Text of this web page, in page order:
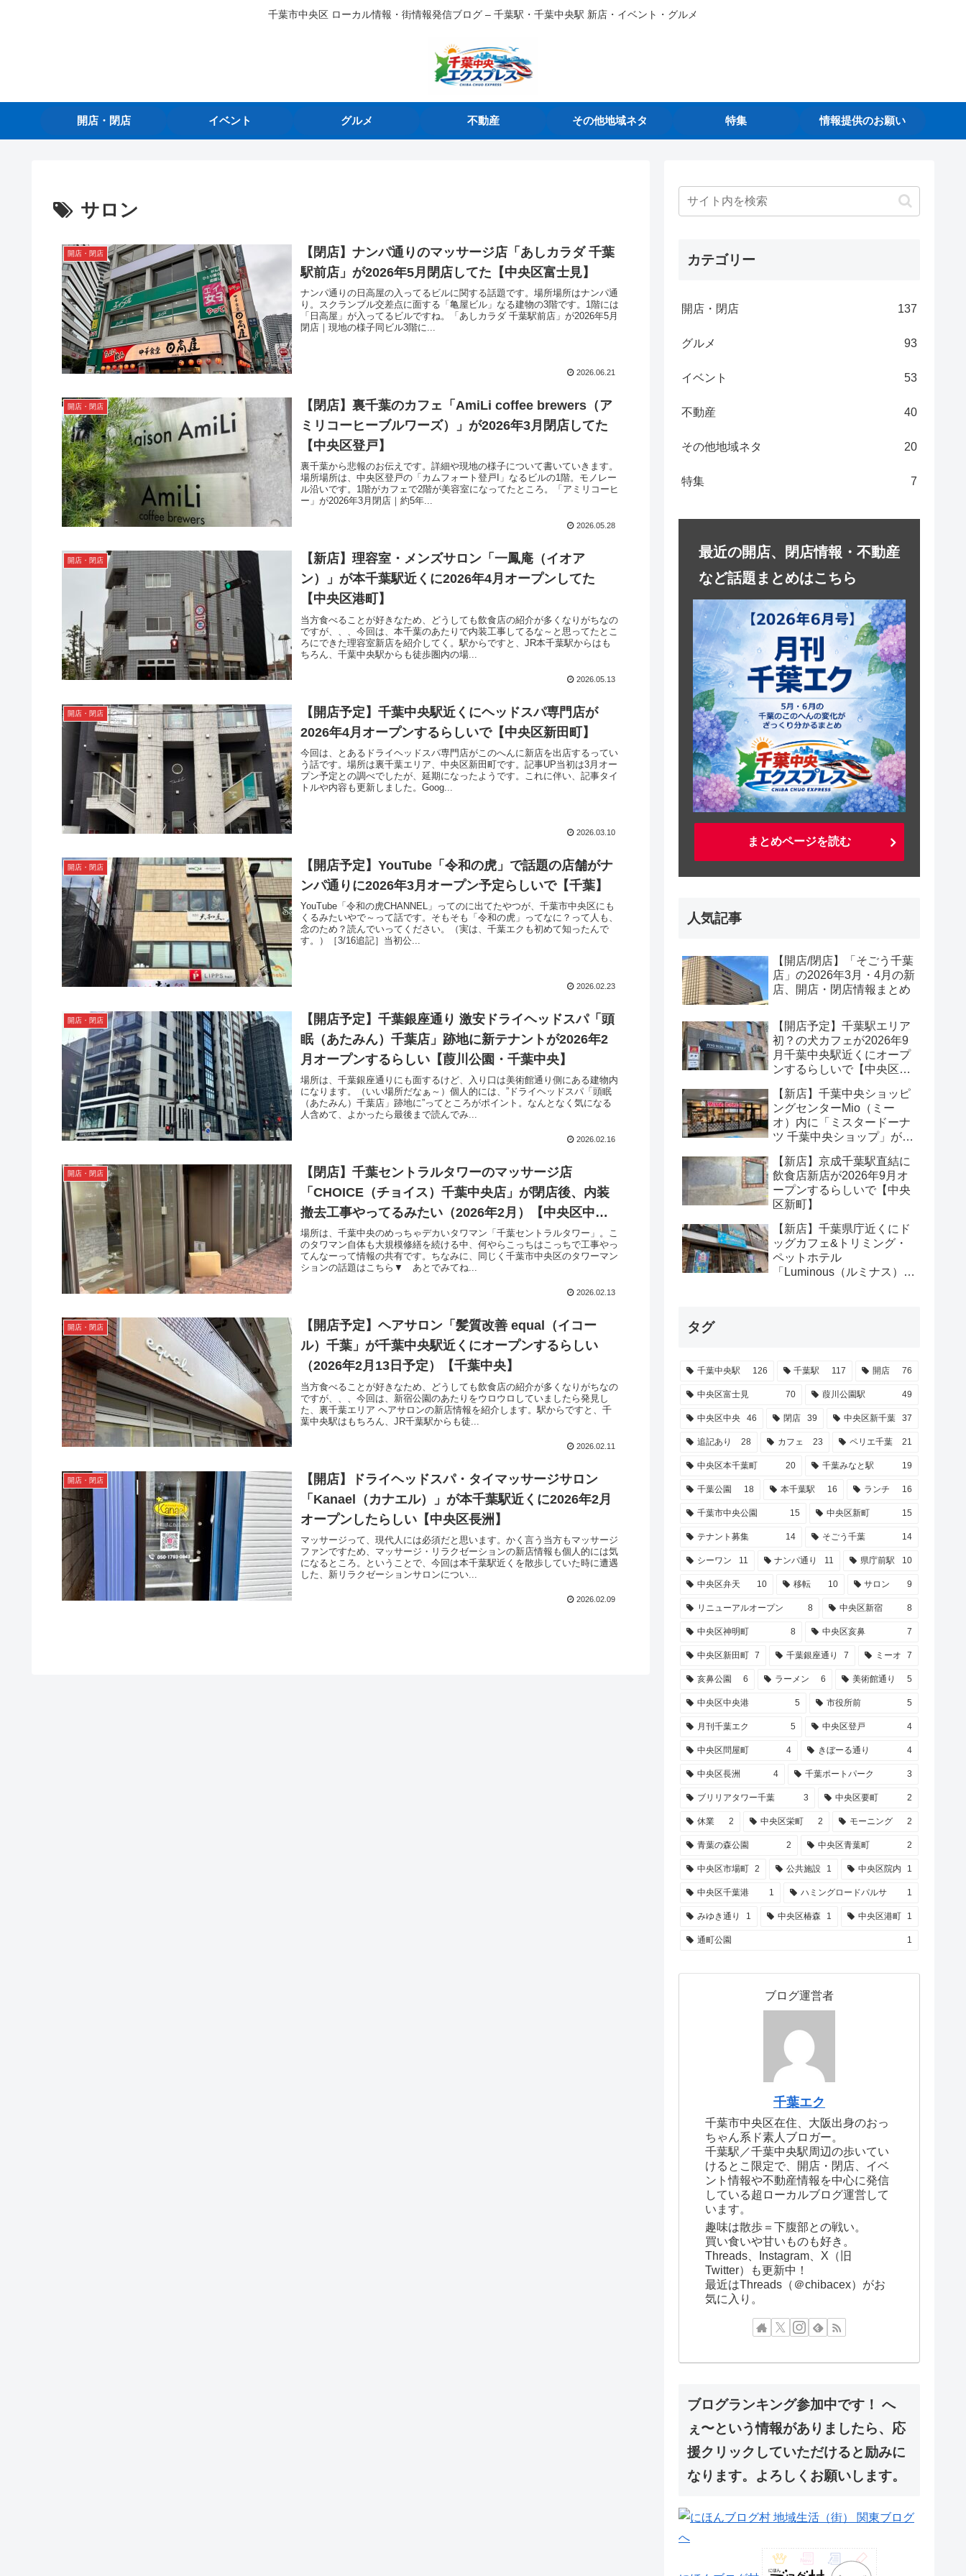
千葉市中央区 ローカル情報・街情報発信ブログ – 千葉駅・千葉中央駅 新店・イベント・グルメ
開店・閉店 イベント グルメ 不動産 その他地域ネタ 特集 情報提供のお願い
サロン
開店・閉店
【閉店】ナンパ通りのマッサージ店「あしカラダ 千葉
駅前店」が2026年5月閉店してた【中央区富士見】
ナンパ通りの日高屋の入ってるビルに関する話題です。場所場所はナンパ通
り。スクランブル交差点に面する「亀屋ビル」なる建物の3階です。1階には
「日高屋」が入ってるビルですね。「あしカラダ 千葉駅前店」が2026年5月
閉店｜現地の様子同ビル3階に...
2026.06.21
開店・閉店
【閉店】裏千葉のカフェ「AmiLi coffee brewers（ア
ミリコーヒーブルワーズ）」が2026年3月閉店してた
【中央区登戸】
裏千葉から悲報のお伝えです。詳細や現地の様子について書いていきます。
場所場所は、中央区登戸の「カムフォート登戸I」なるビルの1階。モノレー
ル沿いです。1階がカフェで2階が美容室になってたところ。「アミリコーヒ
ー」が2026年3月閉店｜約5年...
2026.05.28
開店・閉店
【新店】理容室・メンズサロン「一鳳庵（イオア
ン）」が本千葉駅近くに2026年4月オープンしてた
【中央区港町】
当方食べることが好きなため、どうしても飲食店の紹介が多くなりがちなの
ですが、、、今回は、本千葉のあたりで内装工事してるな～と思ってたとこ
ろにできた理容室新店を紹介してく。駅からですと、JR本千葉駅からはも
ちろん、千葉中央駅からも徒歩圏内の場...
2026.05.13
開店・閉店
【開店予定】千葉中央駅近くにヘッドスパ専門店が
2026年4月オープンするらしいで【中央区新田町】
今回は、とあるドライヘッドスパ専門店がこのへんに新店を出店するってい
う話です。場所は裏千葉エリア、中央区新田町です。記事UP当初は3月オー
プン予定との調べでしたが、延期になったようです。これに伴い、記事タイ
トルや内容も更新しました。Goog...
2026.03.10
開店・閉店
【開店予定】YouTube「令和の虎」で話題の店舗がナ
ンパ通りに2026年3月オープン予定らしいで【千葉】
YouTube「令和の虎CHANNEL」ってのに出てたやつが、千葉市中央区にも
くるみたいやで～って話です。そもそも「令和の虎」ってなに？って人も、
念のため？読んでいってください。（実は、千葉エクも初めて知ったんで
す。）［3/16追記］当初公...
2026.02.23
開店・閉店
【開店予定】千葉銀座通り 激安ドライヘッドスパ「頭
眠（あたみん）千葉店」跡地に新テナントが2026年2
月オープンするらしい【葭川公園・千葉中央】
場所は、千葉銀座通りにも面するけど、入り口は美術館通り側にある建物内
になります。（いい場所だなぁ～）個人的には、”ドライヘッドスパ「頭眠
（あたみん）千葉店」跡地に”ってところがポイント。なんとなく気になる
人含めて、よかったら最後まで読んでみ...
2026.02.16
開店・閉店
【閉店】千葉セントラルタワーのマッサージ店
「CHOICE（チョイス）千葉中央店」が閉店後、内装
撤去工事やってるみたい（2026年2月）【中央区中
央】
場所は、千葉中央のめっちゃデカいタワマン「千葉セントラルタワー」。こ
のタワマン自体も大規模修繕を続ける中、何やらこっちはこっちで工事やっ
てんなーって情報の共有です。ちなみに、同じく千葉市中央区のタワーマン
ションの話題はこちら▼ あとでみてね...
2026.02.13
開店・閉店
【開店予定】ヘアサロン「髪質改善 equal（イコー
ル）千葉」が千葉中央駅近くにオープンするらしい
（2026年2月13日予定）【千葉中央】
当方食べることが好きなため、どうしても飲食店の紹介が多くなりがちなの
ですが、、、今回は、新宿公園のあたりをウロウロしていましたら発見し
た、裏千葉エリア ヘアサロンの新店情報を紹介します。駅からですと、千
葉中央駅はもちろん、JR千葉駅からも徒...
2026.02.11
開店・閉店
【開店】ドライヘッドスパ・タイマッサージサロン
「Kanael（カナエル）」が本千葉駅近くに2026年2月
オープンしたらしい【中央区長洲】
マッサージって、現代人には必須だと思います。かく言う当方もマッサージ
ファンですため、マッサージ・リラクゼーションの新店情報も個人的には気
になるところ。ということで、今回は本千葉駅近くを散歩していた時に遭遇
した、新リラクゼーションサロンについ...
2026.02.09
カテゴリー
開店・閉店 137
グルメ 93
イベント 53
不動産 40
その他地域ネタ 20
特集 7
最近の開店、閉店情報・不動産
など話題まとめはこちら
まとめページを読む
人気記事
【開店/閉店】「そごう千葉
店」の2026年3月・4月の新
店、開店・閉店情報まとめ
【開店予定】千葉駅エリア
初？の犬カフェが2026年9
月千葉中央駅近くにオープ
ンするらしいで【中央区中
【新店】千葉中央ショッピ
ングセンターMio（ミー
オ）内に「ミスタードーナ
ツ 千葉中央ショップ」が
しいで【中央区本千葉町】
【新店】京成千葉駅直結に
飲食店新店が2026年9月オ
ープンするらしいで【中央
区新町】
【新店】千葉県庁近くにド
ッグカフェ&トリミング・
ペットホテル
「Luminous（ルミナス）」
タグ
千葉中央駅 126 千葉駅 117 開店 76
中央区富士見 70 葭川公園駅 49
中央区中央 46 閉店 39 中央区新千葉 37
追記あり 28 カフェ 23 ペリエ千葉 21
中央区本千葉町 20 千葉みなと駅 19
千葉公園 18 本千葉駅 16 ランチ 16
千葉市中央公園 15 中央区新町 15
テナント募集 14 そごう千葉 14
シーワン 11 ナンパ通り 11 県庁前駅 10
中央区弁天 10 移転 10 サロン 9
リニューアルオープン 8 中央区新宿 8
中央区神明町 8 中央区亥鼻 7
中央区新田町 7 千葉銀座通り 7 ミーオ 7
亥鼻公園 6 ラーメン 6 美術館通り 5
中央区中央港 5 市役所前 5
月刊千葉エク 5 中央区登戸 4
中央区問屋町 4 きぼーる通り 4
中央区長洲 4 千葉ポートパーク 3
ブリリアタワー千葉 3 中央区要町 2
休業 2 中央区栄町 2 モーニング 2
青葉の森公園 2 中央区青葉町 2
中央区市場町 2 公共施設 1 中央区院内 1
中央区千葉港 1 ハミングロードパルサ 1
みゆき通り 1 中央区椿森 1 中央区港町 1
通町公園 1
ブログ運営者
千葉エク
千葉市中央区在住、大阪出身のおっ
ちゃん系ド素人ブロガー。
千葉駅／千葉中央駅周辺の歩いてい
けるとこ限定で、開店・閉店、イベ
ント情報や不動産情報を中心に発信
している超ローカルブログ運営して
います。
趣味は散歩＝下腹部との戦い。
買い食いや甘いものも好き。
Threads、Instagram、X（旧
Twitter）も更新中！
最近はThreads（＠chibacex）がお
気に入り。
ブログランキング参加中です！ へ
ぇ〜という情報がありましたら、応
援クリックしていただけると励みに
なります。よろしくお願いします。